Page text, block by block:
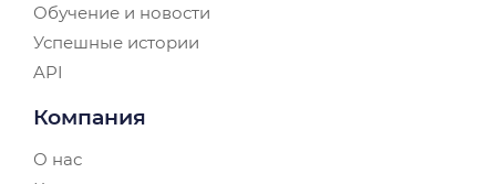
Обучение и новости
Успешные истории
API
Компания
О нас